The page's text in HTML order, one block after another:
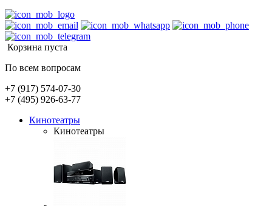
Корзина пуста
По всем вопросам
+7 (917) 574-07-30
+7 (495) 926-63-77
Кинотеатры
Кинотеатры